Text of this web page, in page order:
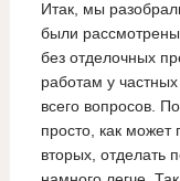
Итак, мы
были
без отделочных
работам у
всего вопросов.
просто, как может
вторых,